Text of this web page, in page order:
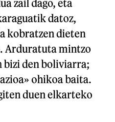
zail dago, eta
datoz,
kobratzen dieten
Arduratuta mintzo
bizi den boliviarra;
ohikoa baita.
duen elkarteko